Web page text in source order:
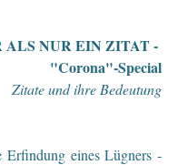
NUR EIN ZITAT -
"Corona"-Special
Zitate und ihre Bedeutung
Erfindung eines Lügners -